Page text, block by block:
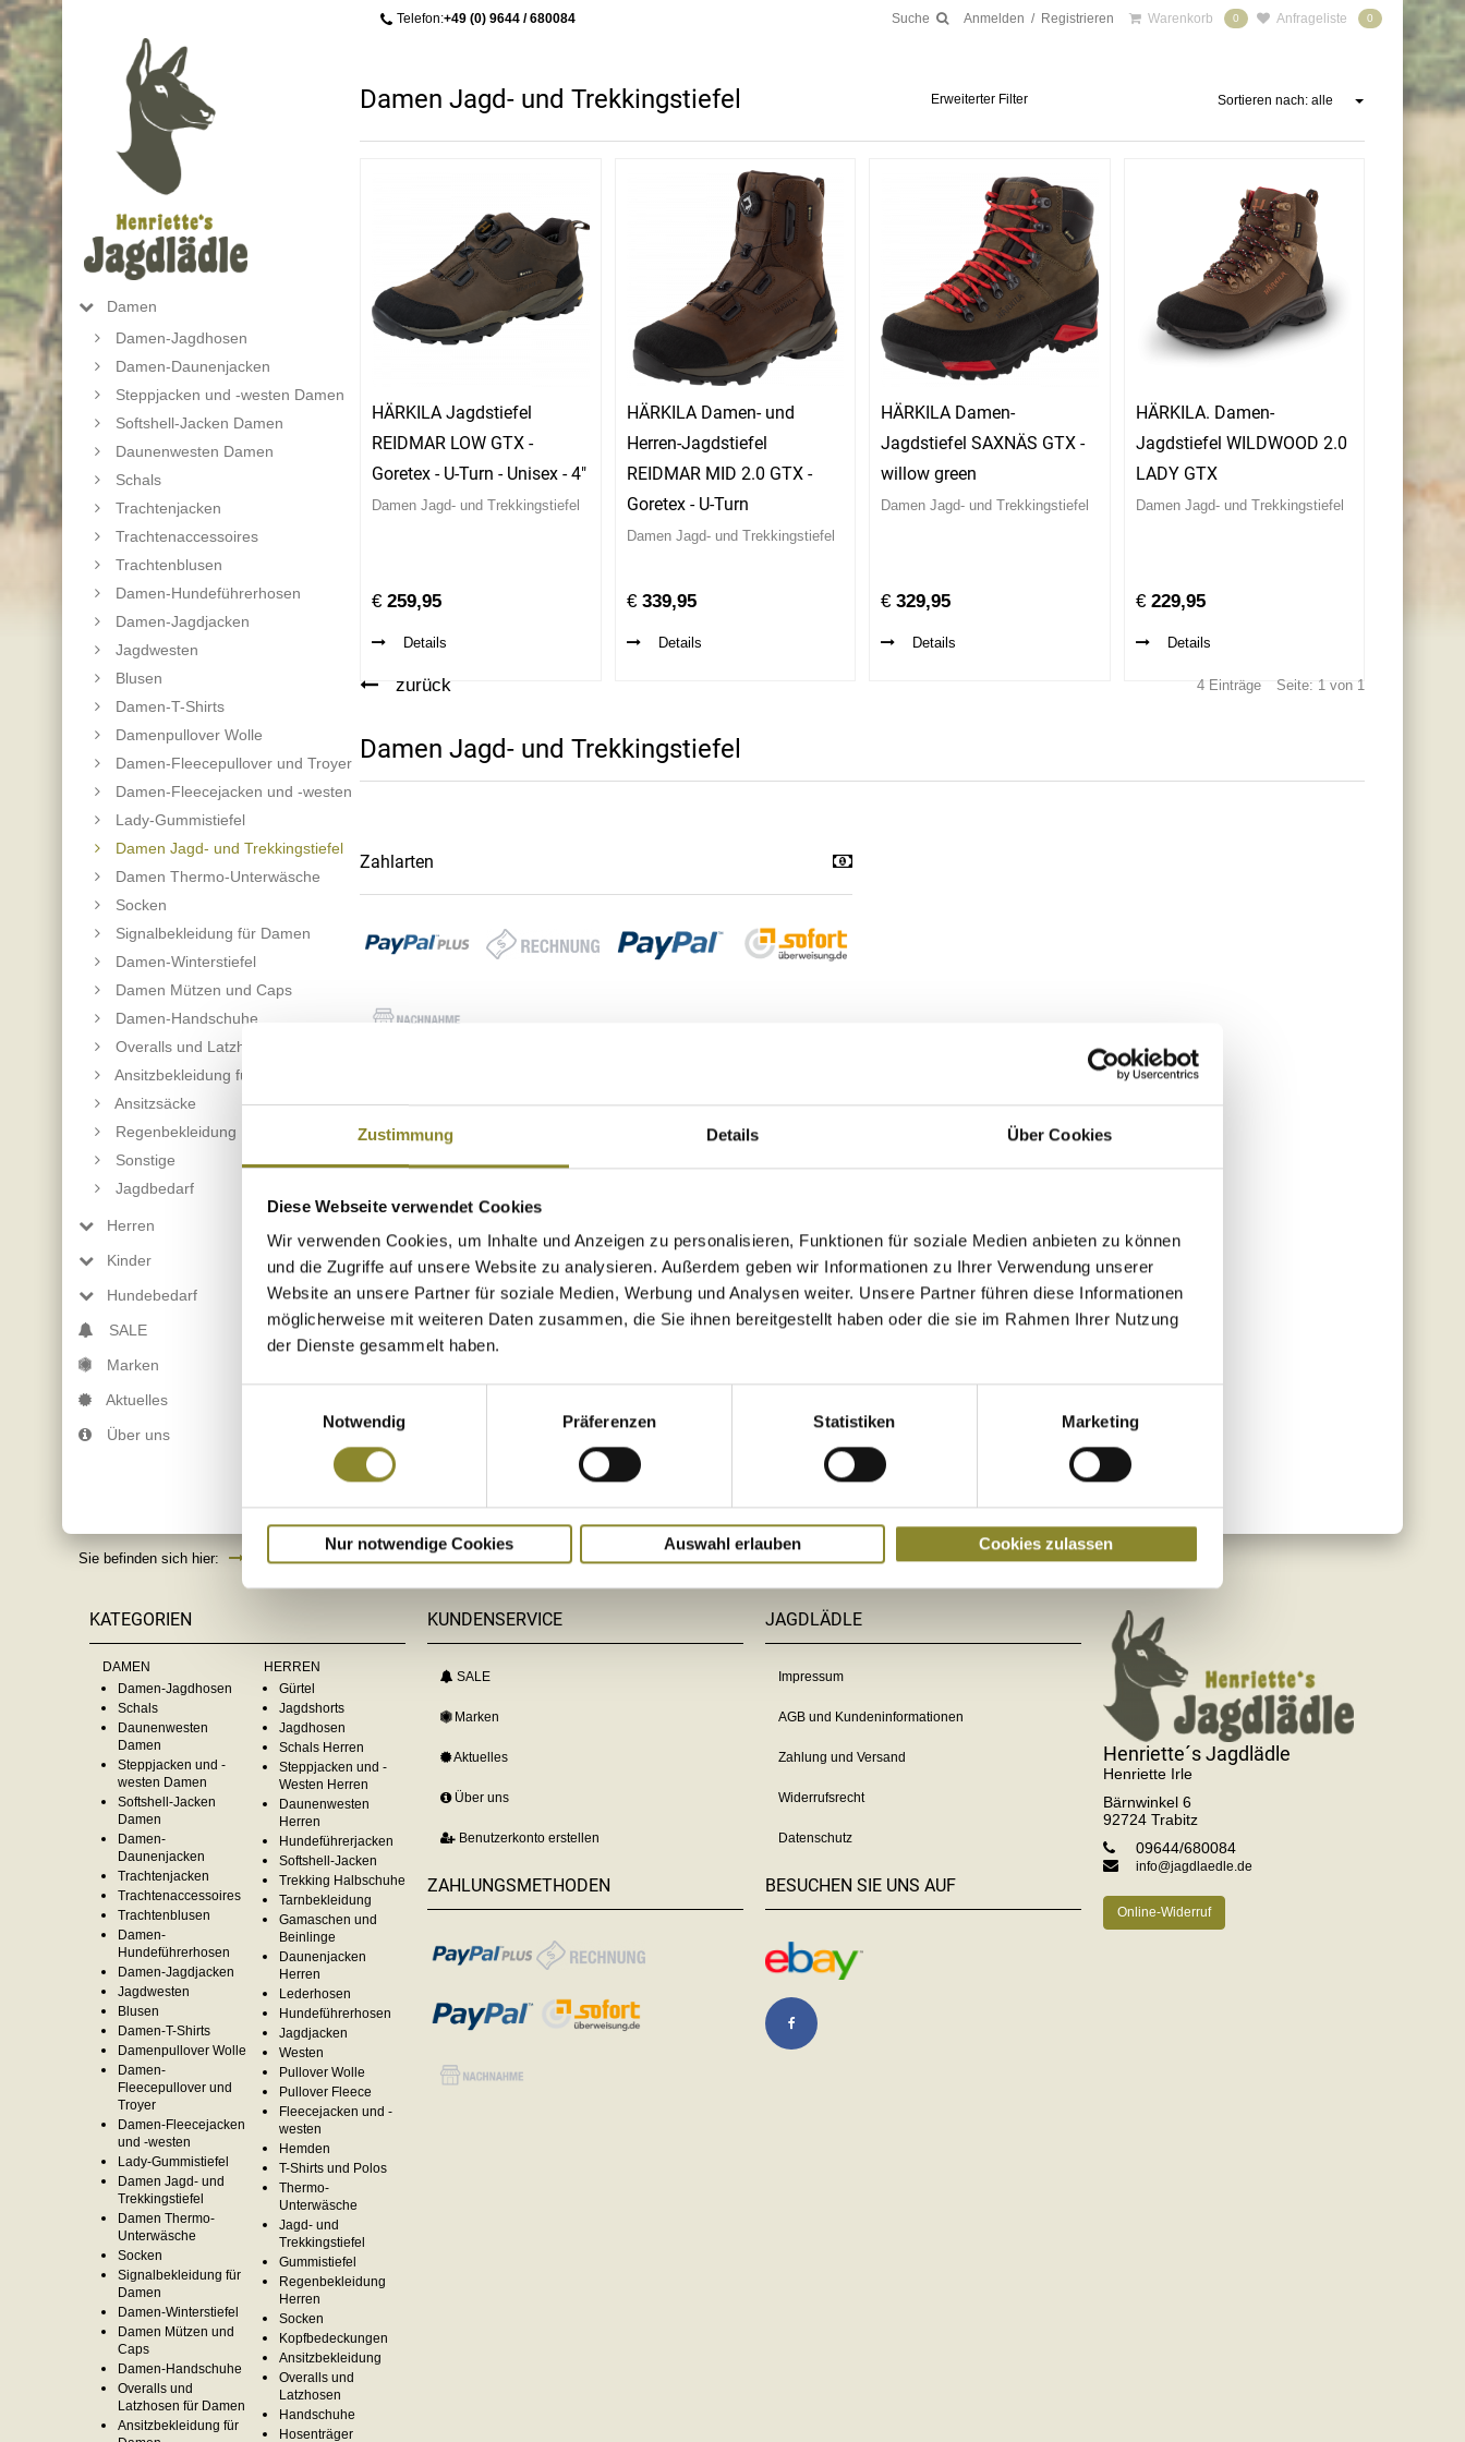
Zustimmung Details Über Cookies
Diese Webseite verwendet Cookies
Wir verwenden Cookies, um Inhalte und Anzeigen zu personalisieren, Funktionen für soziale Medien anbieten zu können
und die Zugriffe auf unsere Website zu analysieren. Außerdem geben wir Informationen zu Ihrer Verwendung unserer
Website an unsere Partner für soziale Medien, Werbung und Analysen weiter. Unsere Partner führen diese Informationen
möglicherweise mit weiteren Daten zusammen, die Sie ihnen bereitgestellt haben oder die sie im Rahmen Ihrer Nutzung
der Dienste gesammelt haben.
Notwendig
Präferenzen Statistiken Marketing
Nur notwendige Cookies Auswahl erlauben Cookies zulassen
Telefon:+49 (0) 9644 / 680084 Suche Anmelden / Registrieren Warenkorb 0 Anfrageliste 0
Damen
Damen-Jagdhosen
Damen-Daunenjacken
Steppjacken und -westen Damen
Softshell-Jacken Damen
Daunenwesten Damen
Schals
Trachtenjacken
Trachtenaccessoires
Trachtenblusen
Damen-Hundeführerhosen
Damen-Jagdjacken
Jagdwesten
Blusen
Damen-T-Shirts
Damenpullover Wolle
Damen-Fleecepullover und Troyer
Damen-Fleecejacken und -westen
Lady-Gummistiefel
Damen Jagd- und Trekkingstiefel
Damen Thermo-Unterwäsche
Socken
Signalbekleidung für Damen
Damen-Winterstiefel
Damen Mützen und Caps
Damen-Handschuhe
Overalls und Latzhosen für Damen
Ansitzbekleidung für Damen
Ansitzsäcke
Regenbekleidung
Sonstige
Jagdbedarf
Herren
Kinder
Hundebedarf
SALE
Marken
Aktuelles
Über uns
Damen Jagd- und Trekkingstiefel Erweiterter Filter Sortieren nach: alle
HÄRKILA Jagdstiefel
REIDMAR LOW GTX -
Goretex - U-Turn - Unisex - 4"
Damen Jagd- und Trekkingstiefel
€259,95
Details
HÄRKILA Damen- und
Herren-Jagdstiefel
REIDMAR MID 2.0 GTX -
Goretex - U-Turn
Damen Jagd- und Trekkingstiefel
€ 339,95
Details
HÄRKILA Damen-
Jagdstiefel SAXNÄS GTX -
willow green
Damen Jagd- und Trekkingstiefel
€329,95
Details
HÄRKILA. Damen-
Jagdstiefel WILDWOOD 2.0
LADY GTX
Damen Jagd- und Trekkingstiefel
€ 229,95
Details
zurück 4 Einträge Seite: 1 von 1
Damen Jagd- und Trekkingstiefel
Zahlarten
Sie befinden sich hier: Shop Damen Jagd- und Trekkingstiefel
KATEGORIEN
DAMEN
Damen-Jagdhosen
Schals
Daunenwesten
Damen
Steppjacken und -
westen Damen
Softshell-Jacken
Damen
Damen-
Daunenjacken
Trachtenjacken
Trachtenaccessoires
Trachtenblusen
Damen-
Hundeführerhosen
Damen-Jagdjacken
Jagdwesten
Blusen
Damen-T-Shirts
Damenpullover Wolle
Damen-
Fleecepullover und
Troyer
Damen-Fleecejacken
und -westen
Lady-Gummistiefel
Damen Jagd- und
Trekkingstiefel
Damen Thermo-
Unterwäsche
Socken
Signalbekleidung für
Damen
Damen-Winterstiefel
Damen Mützen und
Caps
Damen-Handschuhe
Overalls und
Latzhosen für Damen
Ansitzbekleidung für
HERREN
Gürtel
Jagdshorts
Jagdhosen
Schals Herren
Steppjacken und -
Westen Herren
Daunenwesten
Herren
Hundeführerjacken
Softshell-Jacken
Trekking Halbschuhe
Tarnbekleidung
Gamaschen und
Beinlinge
Daunenjacken
Herren
Lederhosen
Hundeführerhosen
Jagdjacken
Westen
Pullover Wolle
Pullover Fleece
Fleecejacken und -
westen
Hemden
T-Shirts und Polos
Thermo-
Unterwäsche
Jagd- und
Trekkingstiefel
Gummistiefel
Regenbekleidung
Herren
Socken
Kopfbedeckungen
Ansitzbekleidung
Overalls und
Latzhosen
Handschuhe
Hosenträger
KUNDENSERVICE
SALE
Marken
Aktuelles
Über uns
Benutzerkonto erstellen
ZAHLUNGSMETHODEN
JAGDLÄDLE
Impressum
AGB und Kundeninformationen
Zahlung und Versand
Widerrufsrecht
Datenschutz
BESUCHEN SIE UNS AUF
Henriette´s Jagdlädle
Henriette Irle
Bärnwinkel 6
92724 Trabitz
09644/680084
info@jagdlaedle.de
Online-Widerruf